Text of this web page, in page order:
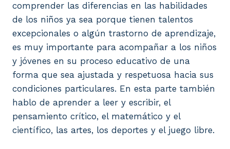
comprender las diferencias en las habilidades
de los niños ya sea porque tienen talentos
excepcionales o algún trastorno de aprendizaje,
es muy importante para acompañar a los niños
y jóvenes en su proceso educativo de una
forma que sea ajustada y respetuosa hacia sus
condiciones particulares. En esta parte también
hablo de aprender a leer y escribir, el
pensamiento crítico, el matemático y el
científico, las artes, los deportes y el juego libre.